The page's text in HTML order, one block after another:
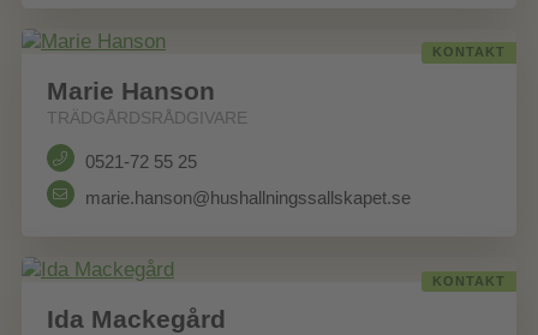
KONTAKT
Marie Hanson
TRÄDGÅRDSRÅDGIVARE
0521-72 55 25
marie.hanson@hushallningssallskapet.se
KONTAKT
Ida Mackegård